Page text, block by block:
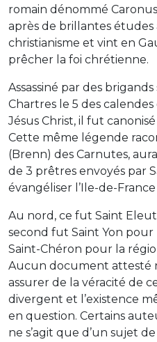
romain dénommé
après de brillantes études
christianisme et vint en
prêcher la foi chrétienne.
Assassiné par des
Chartres le 5 des
Jésus Christ, il fut
Cette même légende
(Brenn) des Carnutes,
de 3 prêtres envoyés par
évangéliser l’Ile-de-
Au nord, ce fut Saint
second fut Saint Yon pour
Saint-Chéron pour la
Aucun document attesté
assurer de la véracité de
divergent et l’existence
en question. Certains
ne s’agit que d’un sujet